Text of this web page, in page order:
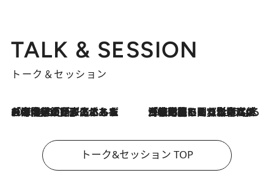
TALK & SESSION
トーク＆セッション
2026.8.3
「今後値上げがあるとすれば…」「リスクがあるのは今年の冬」エネルギー専門家が語る、ホルムズ海峡封鎖が家庭にもたらす“ある心配” 2026.8.3
「住宅建てられない…」「サーチャージ料の高値が続いている」ホルムズ海峡封鎖による影響はいつまで続く？《エネルギー専門家に聞く“どうなる日本の暮らし”》
トーク&セッション TOP